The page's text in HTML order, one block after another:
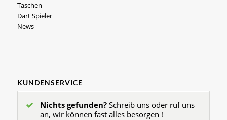
Taschen
Dart Spieler
News
KUNDENSERVICE
Nichts gefunden?Schreib uns oder ruf uns
an, wir können fast alles besorgen !